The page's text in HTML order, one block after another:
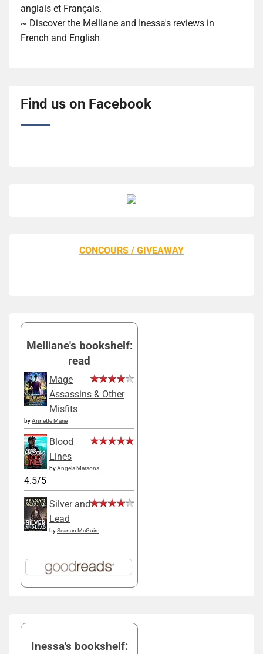
anglais et Français.
~ Discover the Melliane and Inessa's reviews in
French and English
Find us on Facebook
CONCOURS / GIVEAWAY
Melliane's bookshelf:
read
Mage
Assassins & Other
Misfits
byAnnette Marie
Blood
Lines
byAngela Marsons
4.5/5
Silver and
Lead
bySeanan McGuire
Inessa's bookshelf: